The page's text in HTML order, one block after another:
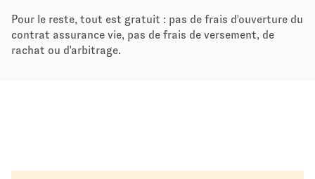
Pour le reste, tout est gratuit : pas de frais d'ouverture du
contrat assurance vie, pas de frais de versement, de
rachat ou d'arbitrage.